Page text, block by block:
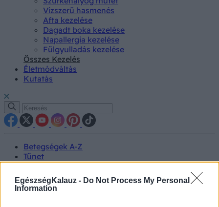
EgészségKalauz - Do Not Process My Personal
Information
Vízszerű hasmenés
Afta kezelése
Dagadt boka kezelése
Napallergia kezelése
Fülgyulladás kezelése
Összes Kezelés
Életmódváltás
Kutatás
Betegségek A-Z
Tünet
Vizsgálat
Kezelés
Életmódváltás